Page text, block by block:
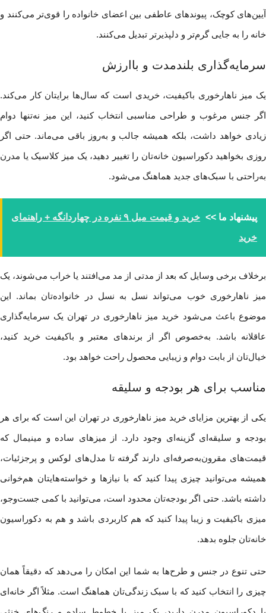
آیین‌های کوچک، پیوندهای عاطفی بین اعضای خانواده را قوی‌تر می‌کنند و
خانه را به جایی گرم‌تر و دلپذیرتر تبدیل می‌کنند.
سرمایه‌گذاری بلندمدت و باارزش
یک میز ناهارخوری باکیفیت، خریدی است که سال‌ها برایتان کار می‌کند.
اگر جنس مرغوب و طراحی مناسبی انتخاب کنید، این میز نه‌تنها دوام
زیادی خواهد داشت، بلکه همیشه جالب و به‌روز باقی می‌ماند. حتی اگر
روزی بخواهید دکوراسیون خانه‌تان را تغییر دهید، یک میز کلاسیک یا مدرن
به‌راحتی با سبک‌های جدید هماهنگ می‌شود.
پیشنهاد ما >>
خرید و قیمت مبل ۹ نفره در چهاردانگه + راهنمای
خرید
برخلاف برخی وسایل که بعد از مدتی از مد می‌افتند یا خراب می‌شوند، یک
میز ناهارخوری خوب می‌تواند نسل به نسل در خانواده‌تان بماند. این
موضوع باعث می‌شود خرید میز ناهارخوری در تهران یک سرمایه‌گذاری
عاقلانه باشد. به‌خصوص اگر از برندهای معتبر و باکیفیت خرید کنید،
خیال‌تان از بابت دوام و زیبایی محصول راحت خواهد بود.
مناسب برای هر بودجه و سلیقه
یکی از بهترین مزایای خرید میز ناهارخوری در تهران این است که برای هر
بودجه و سلیقه‌ای گزینه‌ای وجود دارد. از میزهای ساده و مینیمال که
قیمت‌های مقرون‌به‌صرفه‌ای دارند گرفته تا مدل‌های لوکس و پرجزئیات،
همیشه می‌توانید چیزی پیدا کنید که با نیازها و خواسته‌هایتان هم‌خوانی
داشته باشد. حتی اگر بودجه‌تان محدود است، می‌توانید با کمی جست‌وجو،
میزی باکیفیت و زیبا پیدا کنید که هم کاربردی باشد و هم به دکوراسیون
خانه‌تان جلوه بدهد.
حتی تنوع در جنس و طرح‌ها به شما این امکان را می‌دهد که دقیقاً همان
چیزی را انتخاب کنید که با سبک زندگی‌تان هماهنگ است. مثلاً اگر خانه‌ای